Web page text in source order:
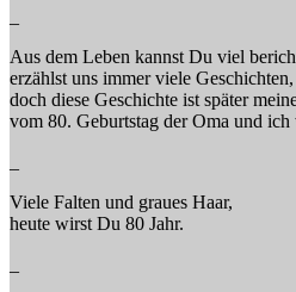
Aus dem Leben kannst Du viel
erzählst uns immer viele Geschichten,
doch diese Geschichte ist später
vom 80. Geburtstag der Oma und
Viele Falten und graues Haar,
heute wirst Du 80 Jahr.